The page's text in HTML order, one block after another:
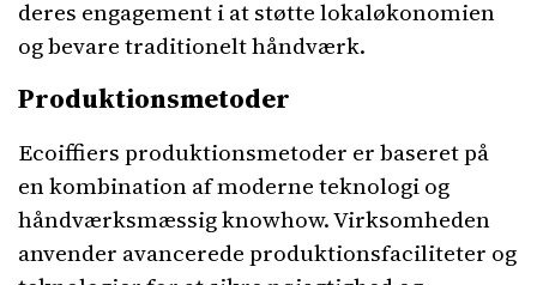
deres engagement i at støtte lokaløkonomien
og bevare traditionelt håndværk.
Produktionsmetoder
Ecoiffiers produktionsmetoder er baseret på
en kombination af moderne teknologi og
håndværksmæssig knowhow. Virksomheden
anvender avancerede produktionsfaciliteter og